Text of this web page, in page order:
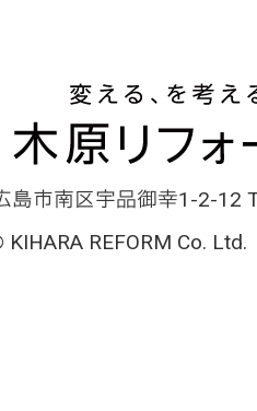
島市南区宇品御幸1-2-12
KIHARA REFORM Co. Ltd.